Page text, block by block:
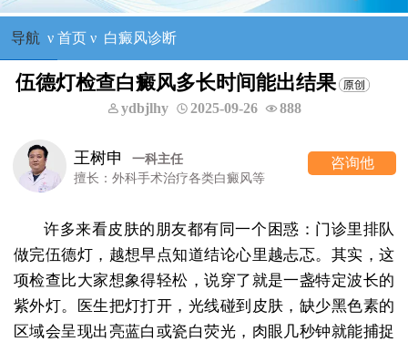
导航 ν 首页ν 白癜风诊断
伍德灯检查白癜风多长时间能出结果
ydbjlhy 2025-09-26 888
王树申
一科主任
擅长：外科手术治疗各类白癜风等
咨询他
许多来看皮肤的朋友都有同一个困惑：门诊里排队
做完伍德灯，越想早点知道结论心里越忐忑。其实，这
项检查比大家想象得轻松，说穿了就是一盏特定波长的
紫外灯。医生把灯打开，光线碰到皮肤，缺少黑色素的
区域会呈现出亮蓝白或瓷白荧光，肉眼几秒钟就能捕捉